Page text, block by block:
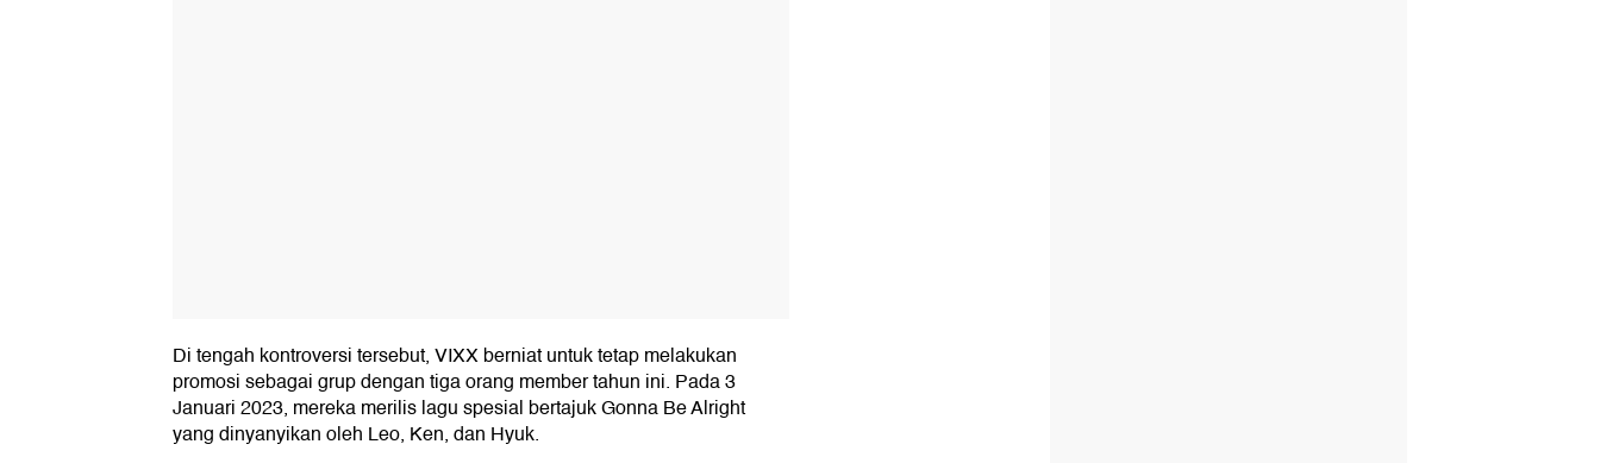
Di tengah kontroversi tersebut, VIXX berniat untuk tetap melakukan
promosi sebagai grup dengan tiga orang member tahun ini. Pada 3
Januari 2023, mereka merilis lagu spesial bertajuk Gonna Be Alright
yang dinyanyikan oleh Leo, Ken, dan Hyuk.